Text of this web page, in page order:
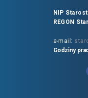
NIP
REGON
e-mail:
Godziny